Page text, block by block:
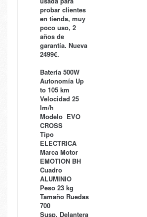
probar clientes
en tienda, muy
poco uso, 2
años de
garantía. Nueva
2499€.
Batería 500W
Autonomía Up
to 105 km
Velocidad 25
lm/h
Modelo EVO
CROSS
Tipo
ELECTRICA
Marca Motor
EMOTION BH
Cuadro
ALUMINIO
Peso 23 kg
Tamaño Ruedas
700
Susp. Delantera